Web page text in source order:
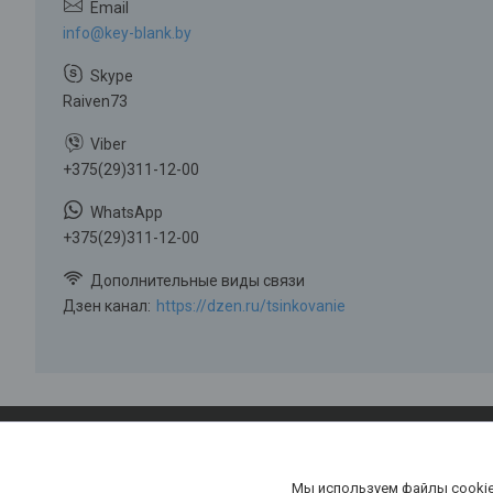
info@key-blank.by
Raiven73
+375(29)311-12-00
+375(29)311-12-00
Дзен канал https://dzen.ru/tsinkovanie
Мы используем файлы